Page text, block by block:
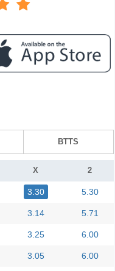
BTTS
X 2
3.30 5.30
3.14 5.71
3.25 6.00
3.05 6.00